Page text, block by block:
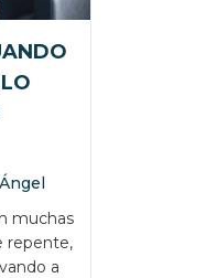
muchas
repente,
a